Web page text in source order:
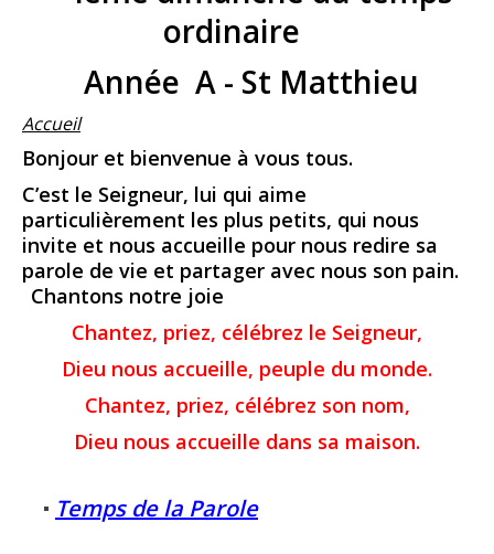
ordinaire
Année A - St Matthieu
Accueil
Bonjour et bienvenue à vous tous.
C’est le Seigneur, lui qui aime
particulièrement les plus petits, qui nous
invite et nous accueille pour nous redire sa
parole de vie et partager avec nous son pain.
Chantons notre joie
Chantez, priez, célébrez le Seigneur,
Dieu nous accueille, peuple du monde.
Chantez, priez, célébrez son nom,
Dieu nous accueille dans sa maison.
Temps de la Parole